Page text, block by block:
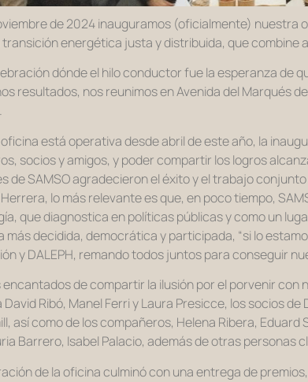
de 2024 inauguramos (oficialmente)
transición energética justa y distribuida, que combine
dónde el hilo conductor fue la esperanza de
resultados, nos reunimos en Avenida del Marqués
está operativa desde abril de este año, la
socios y amigos, y poder compartir los logros
de SAMSO agradecieron el éxito y el trabajo
lo más relevante es que, en poco tiempo,
que diagnostica en políticas públicas y como un
más decidida, democrática y participada, “si lo
y DALEPH, remando todos juntos para conseguir
encantados de compartir la ilusión por el porvenir
Ribó, Manel Ferri y Laura Presicce, los socios
así como de los compañeros, Helena Ribera,
Barrero, Isabel Palacio, además de otras personas
de la oficina culminó con una entrega de